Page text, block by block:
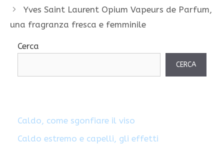
Yves Saint Laurent Opium Vapeurs de Parfum,
una fragranza fresca e femminile
Cerca
CERCA
Caldo, come sgonfiare il viso
Caldo estremo e capelli, gli effetti